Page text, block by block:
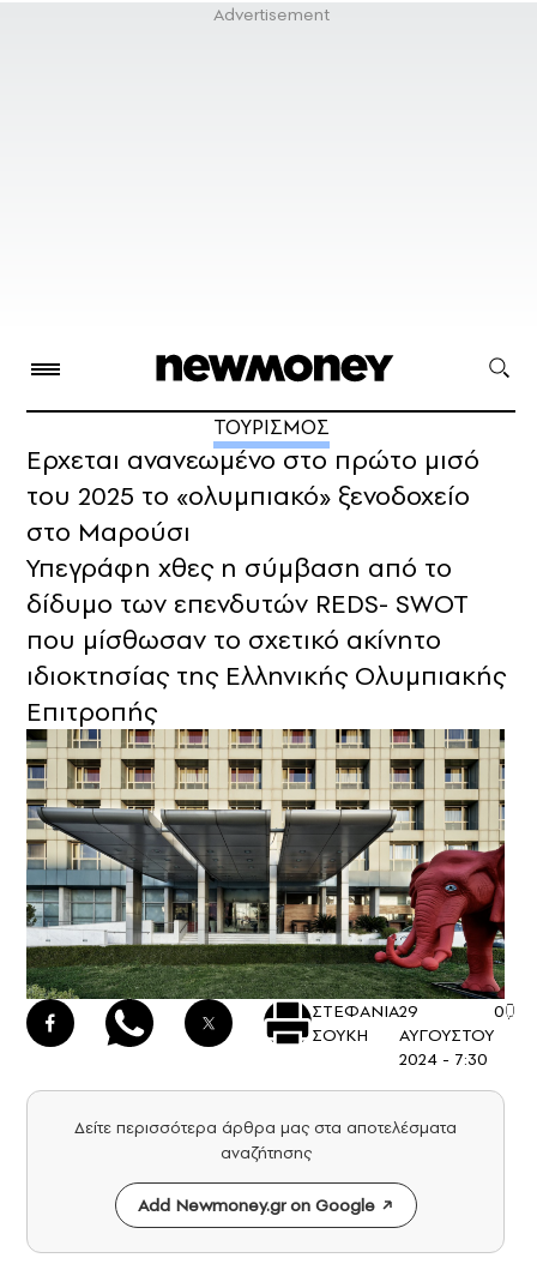
ΤΟΥΡΙΣΜΟΣ
Ερχεται ανανεωμένο στο πρώτο μισό
του 2025 το «ολυμπιακό» ξενοδοχείο
στο Μαρούσι
Υπεγράφη χθες η σύμβαση από το
δίδυμο των επενδυτών REDS- SWOT
που μίσθωσαν το σχετικό ακίνητο
ιδιοκτησίας της Ελληνικής Ολυμπιακής
Επιτροπής
ΣΤΕΦΑΝΙΑ
ΣΟΥΚΗ
29
ΑΥΓΟΥΣΤΟΥ
2024 - 7:30
0
Δείτε περισσότερα άρθρα μας στα αποτελέσματα
αναζήτησης
Add Newmoney.gr on Google